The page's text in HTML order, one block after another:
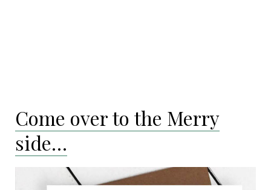
Come over to the Merry
side…